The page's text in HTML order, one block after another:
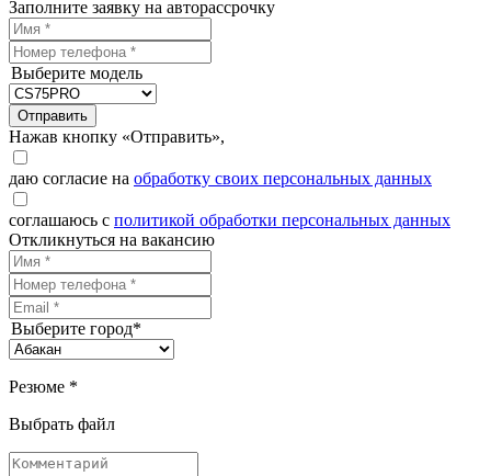
Заполните заявку на авторассрочку
Выберите модель
Отправить
Нажав кнопку «Отправить»,
даю согласие на обработку своих персональных данных
соглашаюсь с политикой обработки персональных данных
Откликнуться на вакансию
Выберите город*
Резюме *
Выбрать файл